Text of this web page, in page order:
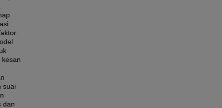
suai
dan